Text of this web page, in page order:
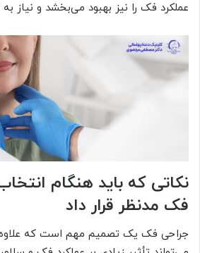
عملکرد فک را نیز بهبود می‌بخشد و نیاز به
نکاتی که باید هنگام
فک مدنظر قرار داد
جراحی فک یک تصمیم مهم است که علاوه